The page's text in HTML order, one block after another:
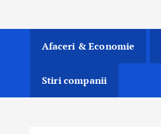
Afaceri & Economie
Stiri companii